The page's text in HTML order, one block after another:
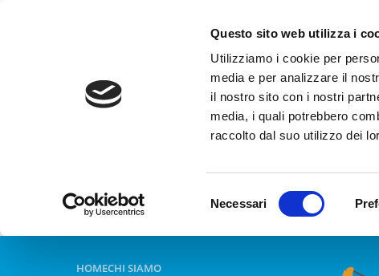
Questo sito web utilizza i
Utilizziamo i cookie per
media e per analizzare il
il nostro sito con i nostri
media, i quali potrebbero
raccolto dal suo utilizzo dei
Necessari
HOMECHI SIAMO